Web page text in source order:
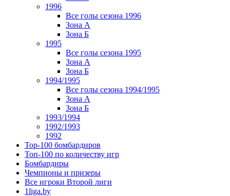
1996
Все голы сезона 1996
Зона А
Зона Б
1995
Все голы сезона 1995
Зона А
Зона Б
1994/1995
Все голы сезона 1994/1995
Зона А
Зона Б
1993/1994
1992/1993
1992
Top-100 бомбардиров
Топ-100 по количеству игр
Бомбардиры
Чемпионы и призеры
Все игроки Второй лиги
1liga.by